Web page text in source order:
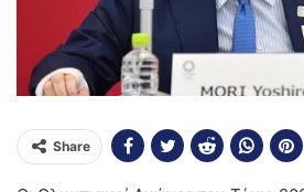
Share